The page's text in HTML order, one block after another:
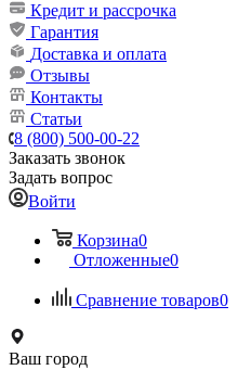
Кредит и рассрочка
Гарантия
Доставка и оплата
Отзывы
Контакты
Статьи
8 (800) 500-00-22
Заказать звонок
Задать вопрос
Войти
Корзина0
Отложенные0
Сравнение товаров0
Ваш город